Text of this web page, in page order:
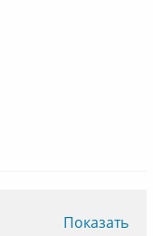
Показать